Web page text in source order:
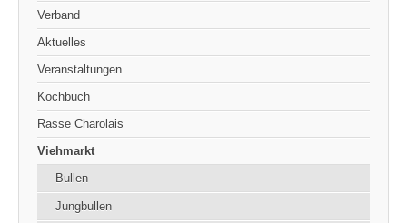
Verband
Aktuelles
Veranstaltungen
Kochbuch
Rasse Charolais
Viehmarkt
Bullen
Jungbullen